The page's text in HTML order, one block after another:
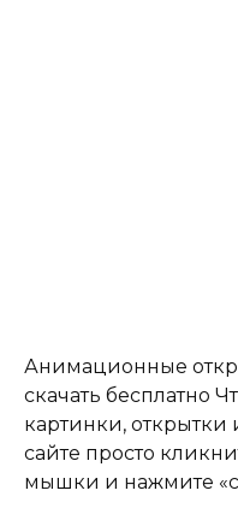
Анимационные
скачать бесплатно
картинки,
сайте просто
мышки и нажмите